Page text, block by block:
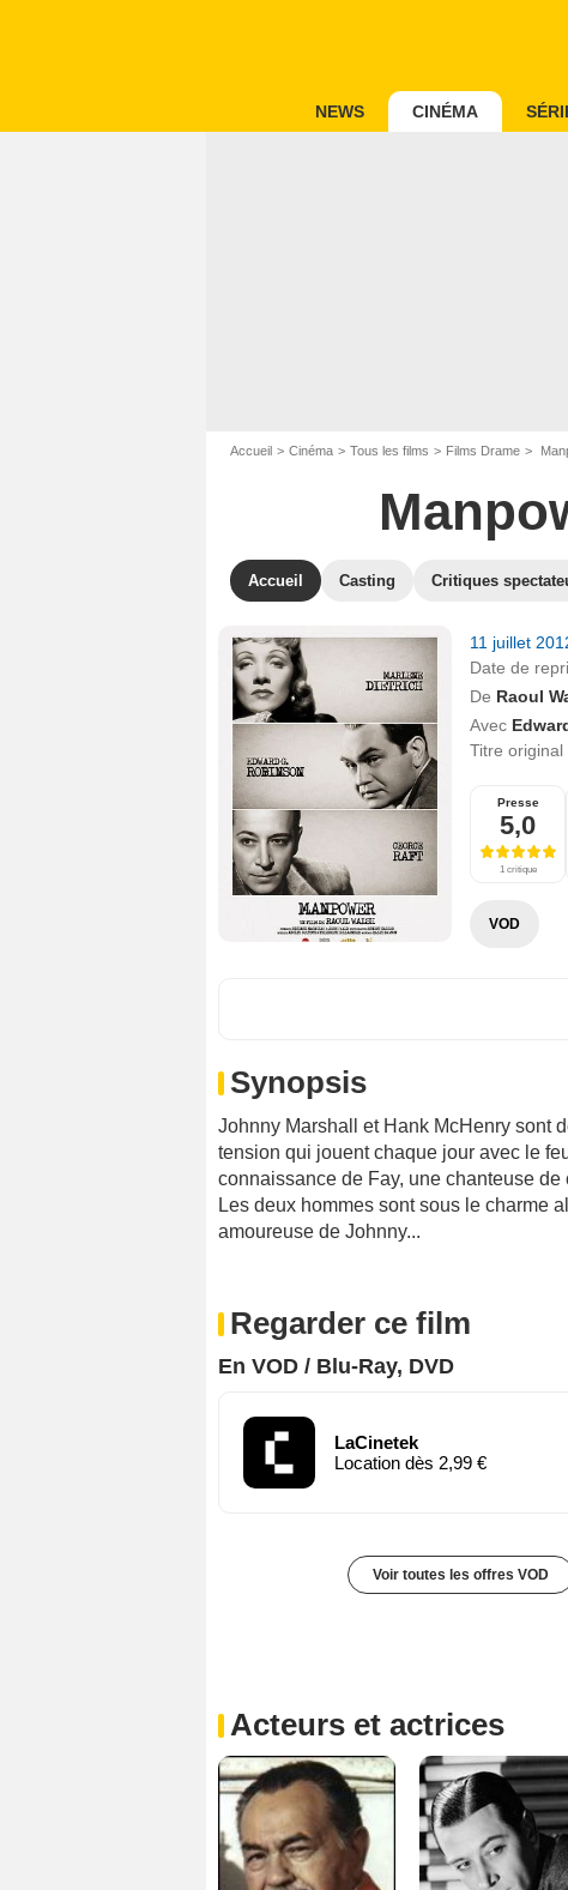
NEWS CINÉMA
Accueil Cinéma Tous les films Films Drame
Accueil Casting Critiques
11 juillet
Date de
De Raoul
Avec
Titre original
Presse
5,0
1 critique
VOD
Synopsis
Johnny Marshall et Hank McHenry sont
tension qui jouent chaque jour avec le
connaissance de Fay, une chanteuse
Les deux hommes sont sous le charme
amoureuse de Johnny...
Regarder ce film
En VOD / Blu-Ray, DVD
LaCinetek
Location dès 2,99 €
Voir toutes les offres VOD
Acteurs et actrices